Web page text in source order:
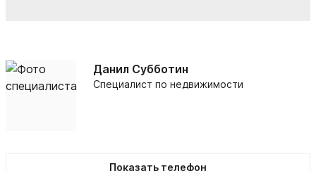
Данил Субботин
Специалист по недвижимости
Показать телефон